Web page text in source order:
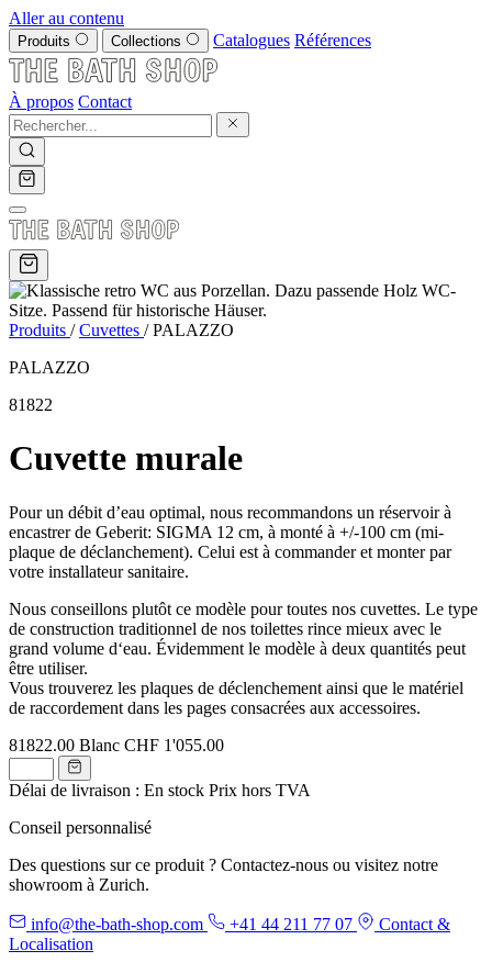
Aller au contenu
Produits Collections Catalogues Références
À propos Contact
Produits / Cuvettes / PALAZZO
PALAZZO
81822
Cuvette murale
Pour un débit d’eau optimal, nous recommandons un réservoir à
encastrer de Geberit: SIGMA 12 cm, à monté à +/-100 cm (mi-
plaque de déclanchement). Celui est à commander et monter par
votre installateur sanitaire.
Nous conseillons plutôt ce modèle pour toutes nos cuvettes. Le type
de construction traditionnel de nos toilettes rince mieux avec le
grand volume d‘eau. Évidemment le modèle à deux quantités peut
être utiliser.
Vous trouverez les plaques de déclenchement ainsi que le matériel
de raccordement dans les pages consacrées aux accessoires.
81822.00 Blanc CHF 1'055.00
Délai de livraison : En stock Prix hors TVA
Conseil personnalisé
Des questions sur ce produit ? Contactez-nous ou visitez notre
showroom à Zurich.
info@the-bath-shop.com +41 44 211 77 07
Contact &
Localisation